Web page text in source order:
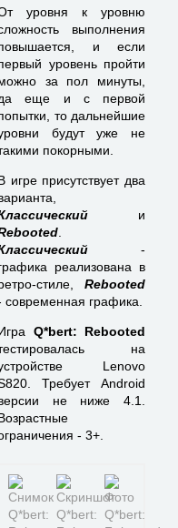
уровня к уровню
выполнения
и если
уровень пройти
за пол минуты,
еще и с первой
то дальнейшие
будут уже не
покорными.
игре присутствует два
и
-
реализована в
стиле, Rebooted
современная графика.
Q*bert: Rebooted
на
Lenovo
Требует Android
не ниже 4.1.
- 3+.